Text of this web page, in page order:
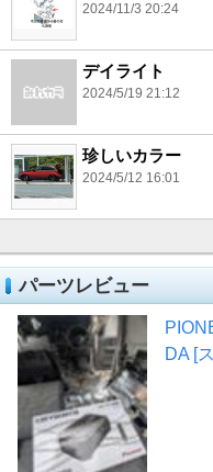
2024/11/3 20:24
デイライト
2024/5/19 21:12
珍しいカラー
2024/5/12 16:01
パーツレビュー
DA [